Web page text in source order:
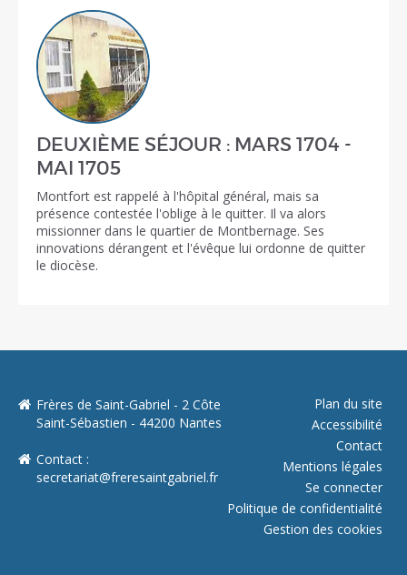
DEUXIÈME SÉJOUR : MARS 1704 -
MAI 1705
Montfort est rappelé à l'hôpital général, mais sa
présence contestée l'oblige à le quitter. Il va alors
missionner dans le quartier de Montbernage. Ses
innovations dérangent et l'évêque lui ordonne de quitter
le diocèse.
Plan du site
Accessibilité
Contact
Mentions légales
Se connecter
Politique de confidentialité
Gestion des cookies
Frères de Saint-Gabriel - 2 Côte
Saint-Sébastien - 44200 Nantes
Contact :
secretariat@freresaintgabriel.fr